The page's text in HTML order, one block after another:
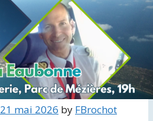
21 mai 2026 by FBrochot